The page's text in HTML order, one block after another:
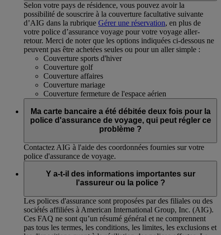
Selon votre pays de résidence, vous pouvez avoir la
possibilité de souscrire à la couverture facultative suivante
d’AIG dans la rubrique Gérer une réservation, en plus de
votre police d’assurance voyage pour votre voyage aller-
retour. Merci de noter que les options indiquées ci-dessous ne
peuvent pas être achetées seules ou pour un aller simple :
Couverture sports d'hiver
Couverture golf
Couverture affaires
Couverture mariage
Couverture fermeture de l'espace aérien
Ma carte bancaire a été débitée deux fois pour la
police d'assurance de voyage, qui peut régler ce
problème ?
Contactez AIG à l'aide des coordonnées fournies sur votre
police d'assurance de voyage.
Y a-t-il des informations importantes sur
l'assureur ou la police ?
Les polices d'assurance sont proposées par des filiales ou des
sociétés affiliées à American International Group, Inc. (AIG).
Ces FAQ ne sont qu’un résumé général et ne comprennent
pas tous les termes, les conditions, les limites, les exclusions et